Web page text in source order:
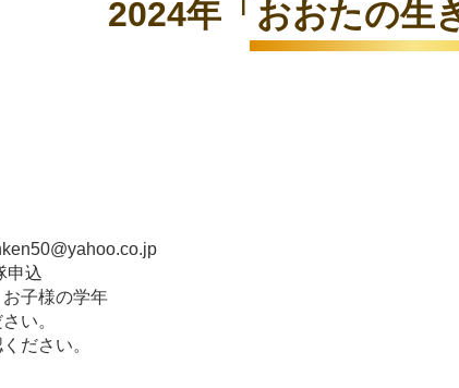
2024年「おおたの生
申込
子様の学年
い。
ださい。